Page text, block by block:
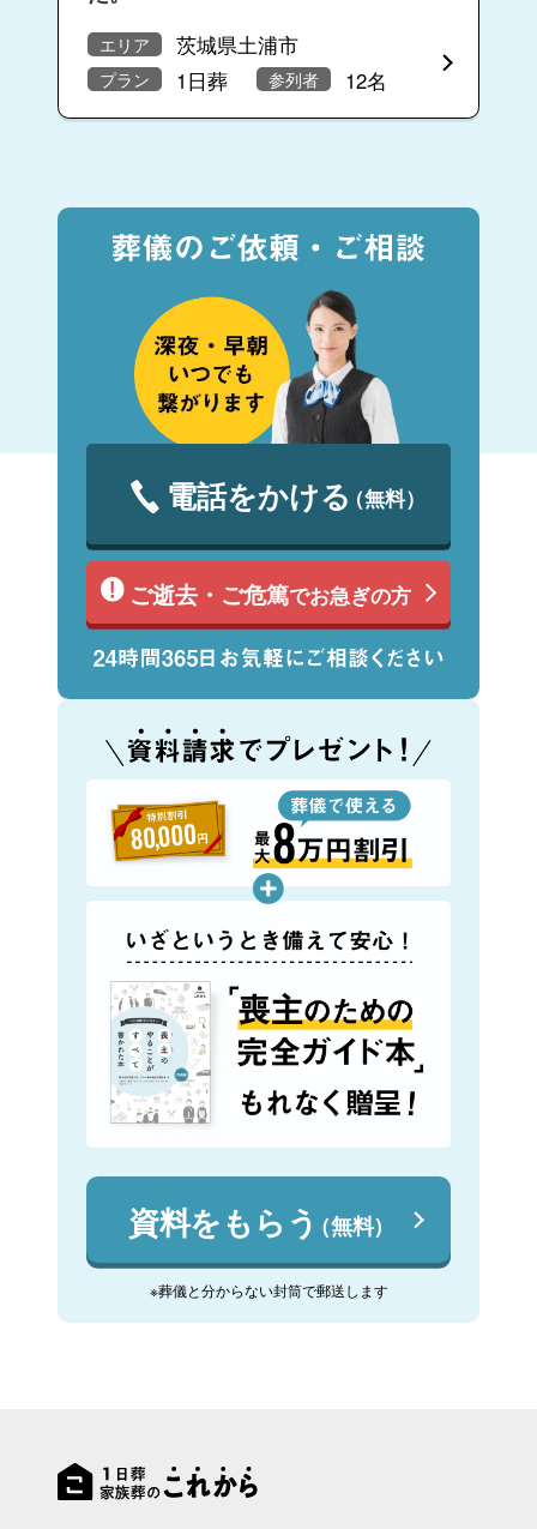
エリア 茨城県土浦市
プラン 1日葬 参列者 12名
電話をかける（無料）
ご逝去・ご危篤でお急ぎの方
資料をもらう（無料）
※葬儀と分からない封筒で郵送します